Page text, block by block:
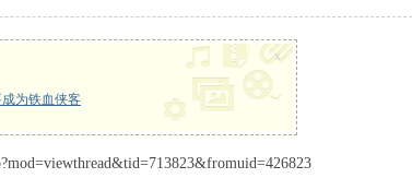
为铁血侠客
x